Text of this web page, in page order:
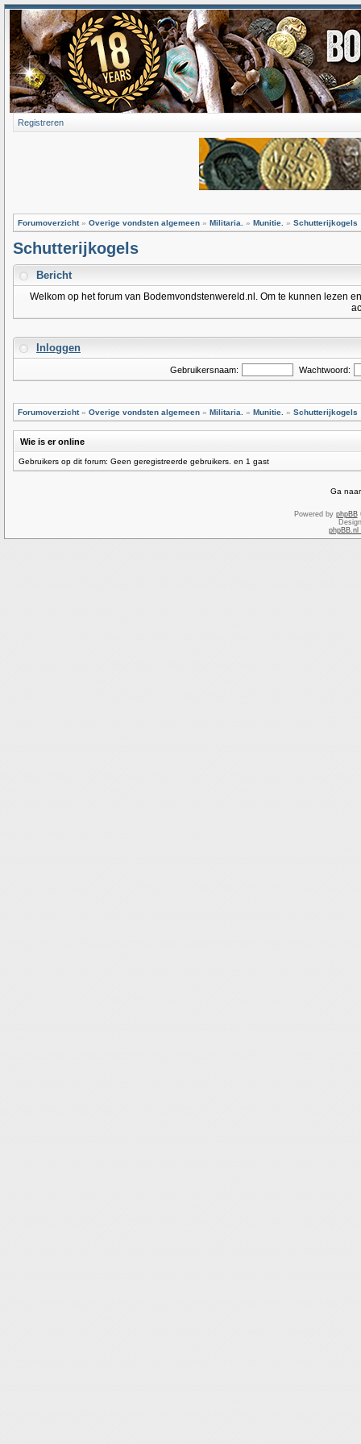
Registreren
Forumoverzicht» Overige vondsten algemeen » Militaria. » Munitie. » Schutterijkogels
Schutterijkogels
Bericht
Welkom op het forum van Bodemvondstenwereld.nl. Om te kunnen lezen
Inloggen
Gebruikersnaam: Wachtwoord:
Forumoverzicht» Overige vondsten algemeen » Militaria. » Munitie. » Schutterijkogels
Wie is er online
Gebruikers op dit forum: Geen geregistreerde gebruikers. en 1 gast
Ga
Powered by phpBB
phpBB.nl